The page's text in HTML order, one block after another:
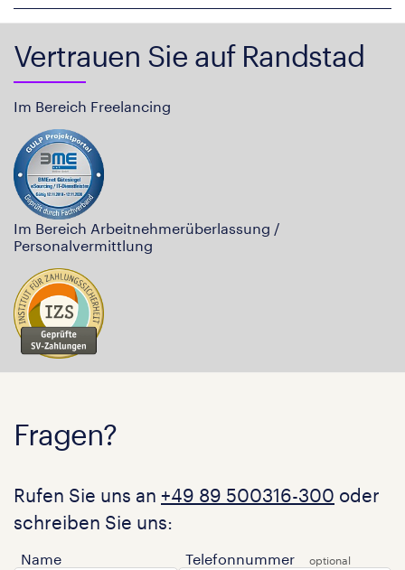
Vertrauen Sie auf Randstad
Im Bereich Freelancing
Im Bereich Arbeitnehmerüberlassung /
Personalvermittlung
Fragen?
Rufen Sie uns an +49 89 500316-300 oder
schreiben Sie uns:
Name Telefonnummer